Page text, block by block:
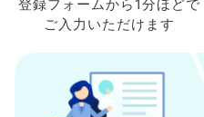
登録フォームから 1分ほどで
ご入力 いただけます